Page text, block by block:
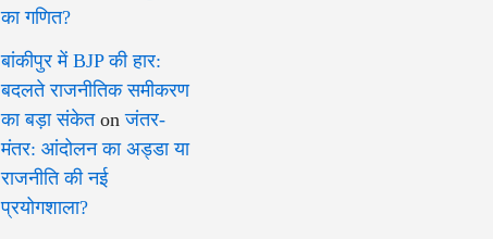
का गणित?
बांकीपुर में BJP की हार:
बदलते राजनीतिक समीकरण
का बड़ा संकेतonजंतर-
मंतर: आंदोलन का अड्डा या
राजनीति की नई
प्रयोगशाला?